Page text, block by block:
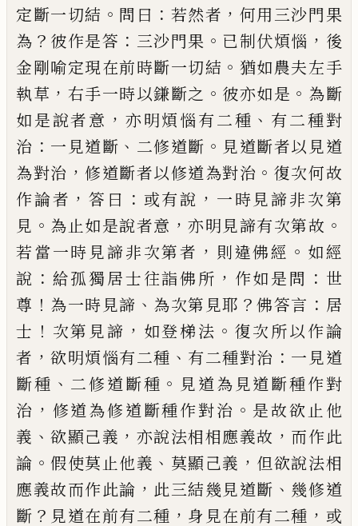
定斷一切結 。 問曰 ： 若然者 ， 何用三沙門果
為 ？ 彼作是答 ： 三沙門果 。 已制伏煩惱 ， 後
金剛喻定現在前時斷一切結 。 猶如農夫左手
執草 ， 右手一時以鎌斷之 。 彼亦如是 。 為斷
如是說者意 ， 亦明煩惱有二種 、 有二種對
治 ： 一見道斷 、 二修道斷 。 見道斷者以見道
為對治 ，修道斷者以修道為對治 。 復次何故
作論者 ，答曰 ： 或有說 ， 一時見諦非次第
見 。 為止如是說者意 ，亦明見諦有次第故 。
若當一時見諦非次第者 ， 則違佛經 。 如經
說 ： 給孤獨居士往詣佛所 ， 作如是問 ： 世
尊 ！ 為一時見諦 、 為次第見耶 ？佛答言 ： 居
士 ！ 次第見諦 ， 如登梯法 。 復次所以作論
者 ，欲明煩惱有二種 、 有二種對治 ： 一見道
斷種 、 二修道斷種 。 見道為見道斷種作對
治 ， 修道為修道斷種作對治 。 是故欲止他
義 、欲顯己義 ， 亦說法相相應義故 ， 而作此
論 。 假使莫止他義 、 莫顯己義 ， 但欲說法相
應義故而作此論 ， 此三結幾 見道斷 、 幾修道
斷 ？ 見道在前有二種 ， 身見在前有二種 ， 或